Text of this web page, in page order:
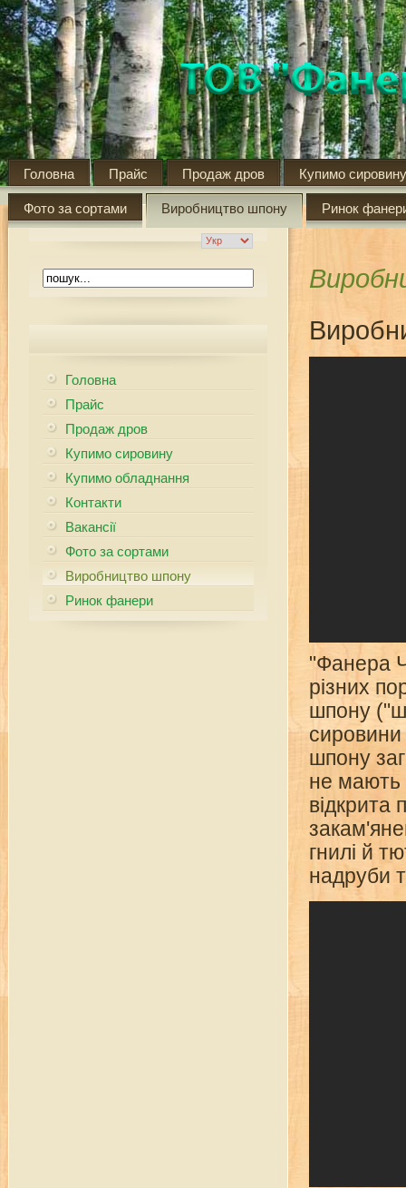
Головна Прайс Продаж дров Купимо сировину
Фото за сортами Виробництво шпону Ринок
Головна
Прайс
Продаж дров
Купимо сировину
Купимо обладнання
Контакти
Вакансії
Фото за сортами
Виробництво шпону
Ринок фанери
"Фанера
різних
шпону
шпону
не мають
відкрита
гнилі й
надруби